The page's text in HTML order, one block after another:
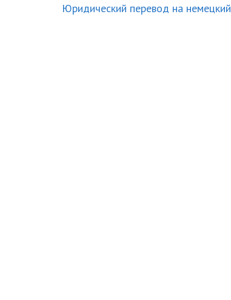
Юридический перевод на немецкий